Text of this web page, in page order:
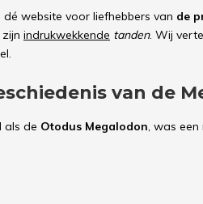
, dé website voor liefhebbers van de
indrukwekkende tanden. Wij
van de
als de Otodus Megalodon , was
de Otodontidae. De Megalodon